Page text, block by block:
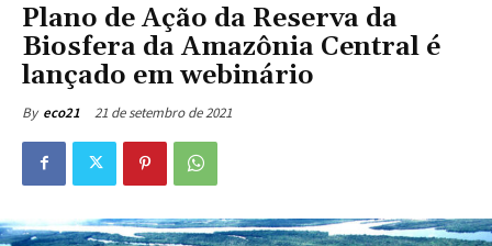
Plano de Ação da Reserva da
Biosfera da Amazônia Central é
lançado em webinário
By eco21 21 de setembro de 2021